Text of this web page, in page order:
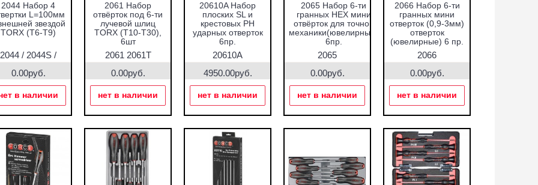
2044 Набор 4
L=100мм
звездой
TORX (T6-T9)
2044 / 2044S /
2044ST
0.00руб.
в наличии
2061 Набор
отвёрток под 6-ти
лучевой шлиц
TORX (T10-T30),
6шт
2061 2061T
0.00руб.
нет в наличии
20610A Набор
плоских SL и
крестовых PH
ударных отверток
6пр.
20610A
4950.00руб.
нет в наличии
2065 Набор 6-ти
гранных HEX мини
отвёрток для точной
механики(ювелирные)
6пр.
2065
0.00руб.
нет в наличии
2066 Набор 6-ти
гранных мини
отверток (0,9-3мм)
отверток
(ювелирные) 6 пр.
2066
0.00руб.
нет в наличии